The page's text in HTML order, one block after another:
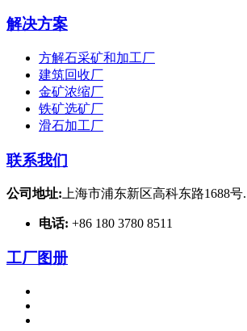
解决方案
方解石采矿和加工厂
建筑回收厂
金矿浓缩厂
铁矿选矿厂
滑石加工厂
联系我们
公司地址: 上海市浦东新区高科东路1688号.
电话: +86 180 3780 8511
工厂图册